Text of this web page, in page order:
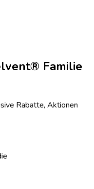
Familie
Rabatte, Aktionen